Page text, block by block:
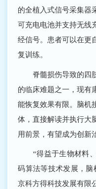
的全植入式信号采集器
可充电电池并支持无线
经信号。患者可以在更
复训练。
脊髓损伤导致的四肢
的临床难题之一，现有
能恢复效果有限。脑机
体，直接解读并执行大
用前景，有望成为创新
“得益于生物材料、
码算法等技术发展，
京科方得科技发展有限